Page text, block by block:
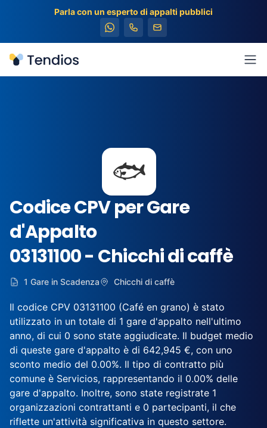
Parla con un esperto di appalti pubblici
Tendios
🐟
Codice CPV per Gare
d'Appalto
03131100 - Chicchi di caffè
1 Gare in Scadenza Chicchi di caffè
Il codice CPV 03131100 (Café en grano) è stato
utilizzato in un totale di 1 gare d'appalto nell'ultimo
anno, di cui 0 sono state aggiudicate. Il budget medio
di queste gare d'appalto è di 642,945 €, con uno
sconto medio del 0.00%. Il tipo di contratto più
comune è Servicios, rappresentando il 0.00% delle
gare d'appalto. Inoltre, sono state registrate 1
organizzazioni contrattanti e 0 partecipanti, il che
riflette un'attività significativa in questo settore.